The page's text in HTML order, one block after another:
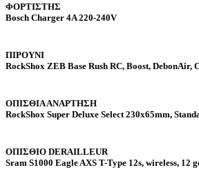
ΦΟΡΤΙΣΤΗΣ
Bosch Charger 4A 220-240V
ΠΙΡΟΥΝΙ
RockShox ZEB Base Rush RC, Boost, DebonAir,
ΟΠΙΣΘΙΑ ΑΝΑΡΤΗΣΗ
RockShox Super Deluxe Select 230x65mm,
ΟΠΙΣΘΙΟ DERAILLEUR
Sram S1000 Eagle AXS T-Type 12s, wireless, 12